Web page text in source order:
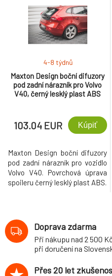
Maxton Design boční difuzory
pod zadní nárazník pro Volvo
V40, černý lesklý plast ABS
4-8 týdnů
103.04 EUR Kúpiť
Maxton Design boční difuzory
pod zadní nárazník pro vozidlo
Volvo V40. Povrchová úprava
spoileru černý lesklý plast ABS.
Doprava zdarma
Při nákupu nad 2 500
při doručení na
Přes 20 let